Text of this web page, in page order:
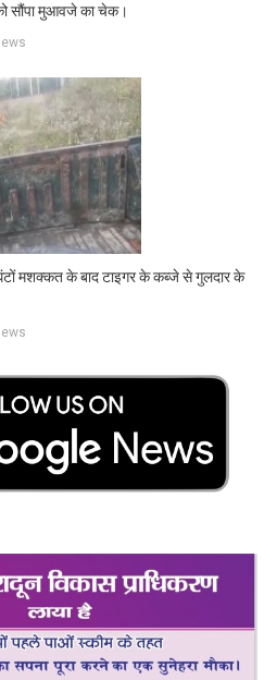
सौंपा मुआवजे का चेक।
घंटों मशक्कत के बाद टाइगर के कब्जे से गुलदार के